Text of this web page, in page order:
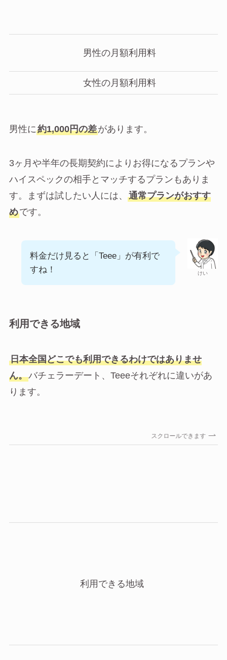
男性の月額利用料
女性の月額利用料
男性に約1,000円の差があります。
3ヶ月や半年の長期契約によりお得になるプランや
ハイスペックの相手とマッチするプランもありま
す。まずは試したい人には、 通常プランがおすす
めです。
けい
料金だけ見ると「Teee」が有利で
すね！
利用できる地域
日本全国どこでも利用できるわけではありませ
ん。バチェラーデート、Teeeそれぞれに違いがあ
ります。
スクロールできます
利用できる地域